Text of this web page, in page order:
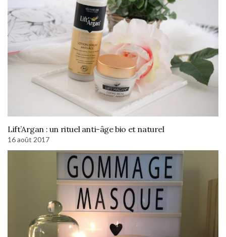
Lift’Argan : un rituel anti-âge bio et naturel
16 août 2017